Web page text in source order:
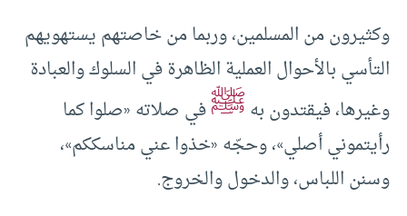
وكثيرون من المسلمين، وربما من خاصتهم يستهويهم
التأسي بالأحوال العملية الظاهرة في السلوك والعبادة
وغيرها، فيقتدون بهﷺفي صلاته «صلوا كما
رأيتموني أصلي»، وحجّه «خذوا عني مناسككم»،
وسنن اللباس، والدخول والخروج.